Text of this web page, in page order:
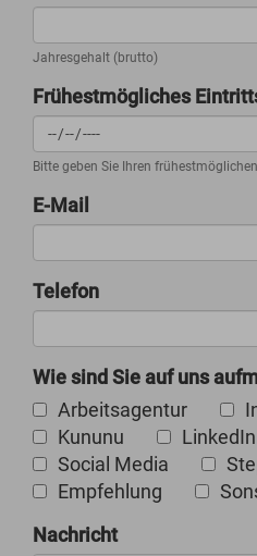
Jahresgehalt (brutto)
Frühestmögliches
Bitte geben Sie Ihren
E-Mail
Telefon
Wie sind Sie auf uns
Arbeitsagentur
Kununu
LinkedIn
Social Media
Empfehlung
Nachricht